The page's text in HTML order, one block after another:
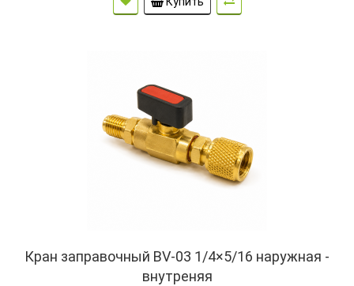
Кран заправочный BV-03 1/4×5/16 наружная -
внутреняя